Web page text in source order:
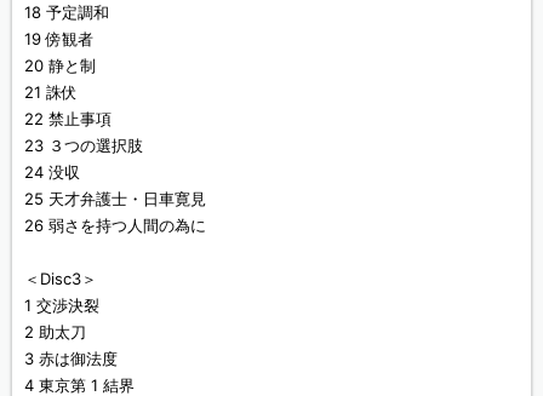
18 予定調和
19 傍観者
20 静と制
21 誅伏
22 禁止事項
23 ３つの選択肢
24 没収
25 天才弁護士・日車寛見
26 弱さを持つ人間の為に
＜Disc3＞
1 交渉決裂
2 助太刀
3 赤は御法度
4 東京第 1 結界